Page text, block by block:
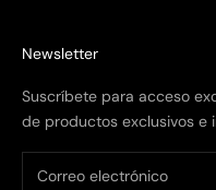
Newsletter
Suscríbete para acceso
de productos exclusivos e